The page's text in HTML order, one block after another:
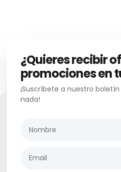
¿Quieres recibir
promociones en
¡Suscríbete a nuestro
nada!